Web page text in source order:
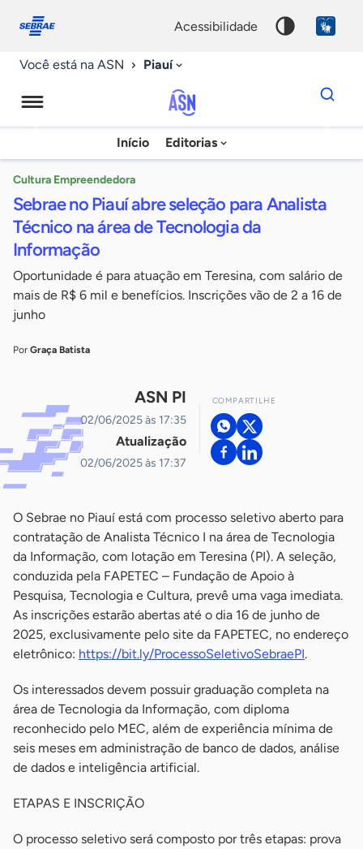
conosco
acessibilidade
Você está na ASN Piauí
Agência
Sebrae
Notícias
Início Editorias
Dados
para
chave
Cultura Empreendedora
Sebrae no Piauí abre seleção para Analista
Técnico na área de Tecnologia da
Informação
Oportunidade é para atuação em Teresina, com salário de
mais de R$ 6 mil e benefícios. Inscrições vão de 2 a 16 de
junho
Por Graça Batista
ASN PI
02/06/2025 às 17:35
Atualização
02/06/2025 às 17:37
COMPARTILHE
O Sebrae no Piauí está com processo seletivo aberto para
contratação de Analista Técnico I na área de Tecnologia
da Informação, com lotação em Teresina (PI). A seleção,
conduzida pela FAPETEC – Fundação de Apoio à
Pesquisa, Tecnologia e Cultura, prevê uma vaga imediata.
As inscrições estarão abertas até o dia 16 de junho de
2025, exclusivamente pelo site da FAPETEC, no endereço
eletrônico: https://bit.ly/ProcessoSeletivoSebraePI.
Os interessados devem possuir graduação completa na
área de Tecnologia da Informação, com diploma
reconhecido pelo MEC, além de experiência mínima de
seis meses em administração de banco de dados, análise
de dados e inteligência artificial.
ETAPAS E INSCRIÇÃO
O processo seletivo será composto por três etapas: prova